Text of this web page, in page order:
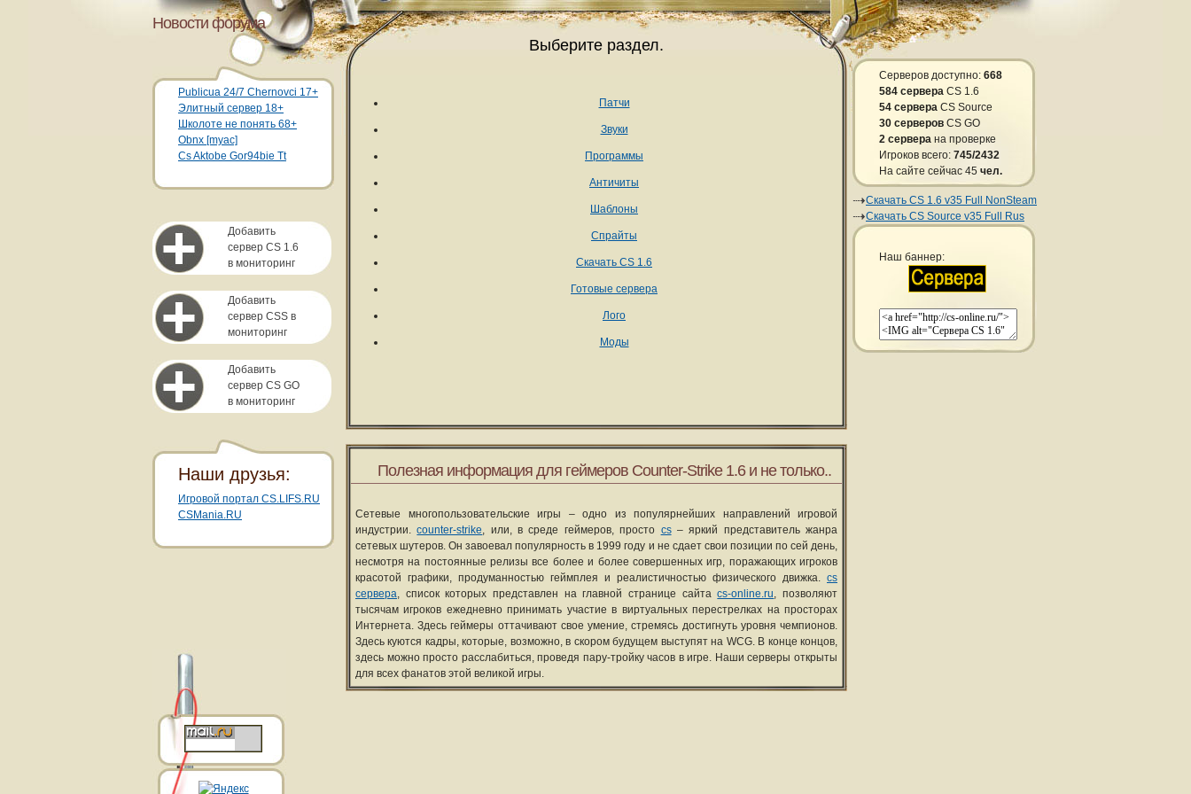
Новости форума
Publicua 24/7 Chernovci 17+
Элитный сервер 18+
Школоте не понять 68+
Obnx [myac]
Cs Aktobe Gor94bie Tt
Добавить
сервер CS 1.6
в мониторинг
Добавить
сервер CSS в
мониторинг
Добавить
сервер CS GO
в мониторинг
Серверов доступно: 668
584 сервера CS 1.6
54 сервера CS Source
30 серверов CS GO
2 сервера на проверке
Игроков всего: 745/2432
На сайте сейчас 45 чел.
Скачать CS 1.6 v35 Full NonSteam
Скачать CS Source v35 Full Rus
Наш баннер:
Выберите раздел.
Патчи
Звуки
Программы
Античиты
Шаблоны
Спрайты
Скачать CS 1.6
Готовые сервера
Лого
Моды
Полезная информация для геймеров Counter-Strike 1.6 и не только..
Сетевые многопользовательские игры – одно из популярнейших направлений игровой
индустрии.counter-strike, или, в среде геймеров, просто cs– яркий представитель жанра
сетевых шутеров. Он завоевал популярность в 1999 году и не сдает свои позиции по сей день,
несмотря на постоянные релизы все более и более совершенных игр, поражающих игроков
красотой графики, продуманностью геймплея и реалистичностью физического движка. cs
сервера, список которых представлен на главной странице сайтаcs-online.ru, позволяют
тысячам игроков ежедневно принимать участие в виртуальных перестрелках на просторах
Интернета. Здесь геймеры оттачивают свое умение, стремясь достигнуть уровня чемпионов.
Здесь куются кадры, которые, возможно, в скором будущем выступят на WCG. В конце концов,
здесь можно просто расслабиться, проведя пару-тройку часов в игре. Наши серверы открыты
для всех фанатов этой великой игры.
Наши друзья:
Игровой портал CS.LIFS.RU
CSMania.RU